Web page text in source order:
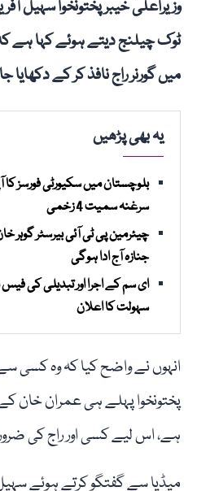
وزیراعلیٰ خیبر پختونخوا سہیل
ٹوک چیلنج دیتے ہوئے کہا ہے
میں گورنر راج نافذ کر کے دکھایا
یہ بھی پڑھیں
سرغنہ سمیت 4 زخمی
چیئرمین پی ٹی آئی بیرسٹر گوہر
جنازہ آج ادا ہوگی
ای سم کے اجرا اور تبدیلی کی
سہولت کا اعلان
انہوں نے واضح کیا کہ وہ کسی
پختونخوا پہلے ہی عمران خان
ہے، اس لیے کسی اور راج کی
میڈیا سے گفتگو کرتے ہوئے